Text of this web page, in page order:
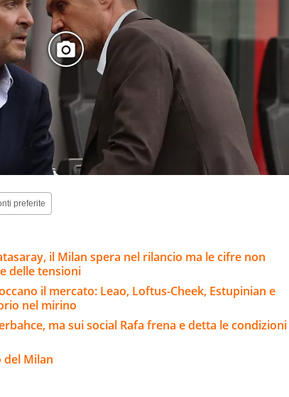
preferite
il Milan spera nel rilancio ma le cifre non
delle tensioni
il mercato: Leao, Loftus-Cheek, Estupinian e
nel mirino
ma sui social Rafa frena e detta le condizioni
del Milan